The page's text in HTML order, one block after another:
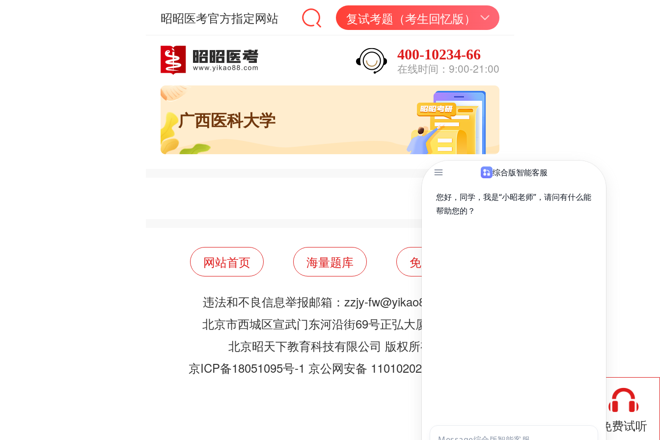
昭昭医考官方指定网站 复试考题（考生回忆版）
400-10234-66
在线时间：9:00-21:00
广西医科大学
网站首页 海量题库 免费题库
违法和不良信息举报邮箱： zzjy-fw@yikao88.com
北京市西城区宣武门东河沿街69号正弘大厦208室
北京昭天下教育科技有限公司 版权所有
京ICP备18051095号-1 京公网安备 11010202009207号
免费试听